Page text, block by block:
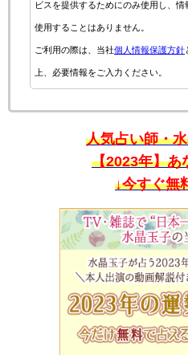
ビスを提供するためにのみ使用し、
使用することはありません。
ご利用の際は、当社個人情報保護方針
上、必要情報をご入力ください。
人気占い師・
【2023年】あ
↓今すぐ無